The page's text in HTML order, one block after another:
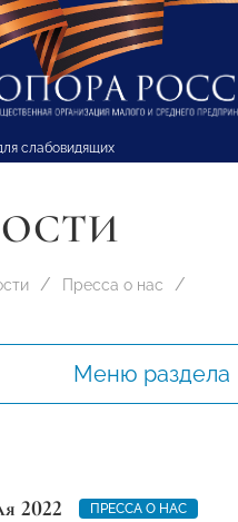
слабовидящих
Пресса о нас
Меню раздела
2022 ПРЕССА О НАС